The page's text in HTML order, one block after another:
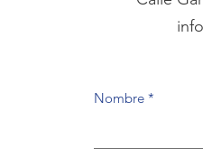
Nombre